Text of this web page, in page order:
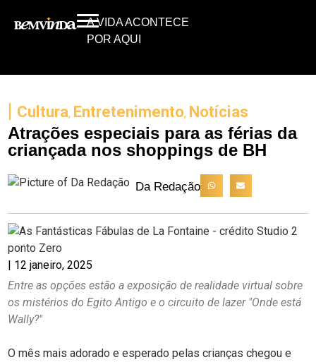
A VIDA ACONTECE
POR AQUI
| Cultura, Entretenimento, Notícias
Atrações especiais para as férias da
criançada nos shoppings de BH
Da Redação
| 12 janeiro, 2025
Entre as opções estão a exposição de realidade virtual sobre
os mistérios do Egito Antigo e o circuito de lazer "Onde está
Wally?"
O mês mais adorado e esperado pelas crianças chegou e